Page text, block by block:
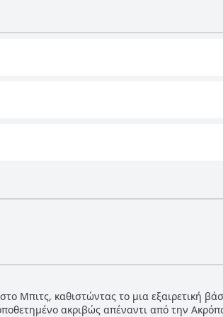
Μπιτς, καθιστώντας το μια εξαιρετική
ακριβώς απέναντι από την